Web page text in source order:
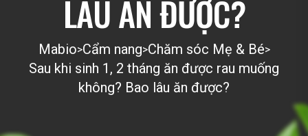
LÂU ĂN ĐƯỢC?
Mabio>Cẩm nang>Chăm sóc Mẹ & Bé>
Sau khi sinh 1, 2 tháng ăn được rau muống
không? Bao lâu ăn được?